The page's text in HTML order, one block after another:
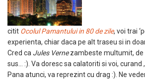
citit Ocolul Pamantului in 80 de zile, voi trai
experienta, chiar daca pe alt traseu si in
Cred ca Jules Vernezambeste multumit, de
sus… :). Va doresc sa calatoriti si voi, curand
Pana atunci, va reprezint cu drag :). Ne